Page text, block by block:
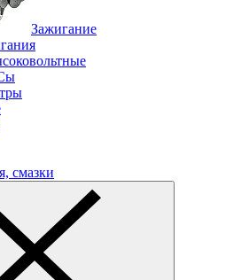
Зажигание
смазки